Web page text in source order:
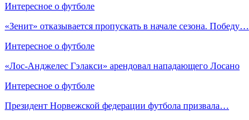
Интересное о футболе
«Зенит» отказывается пропускать в начале сезона. Победу…
Интересное о футболе
«Лос‑Анджелес Гэлакси» арендовал нападающего Лосано
Интересное о футболе
Президент Норвежской федерации футбола призвала…